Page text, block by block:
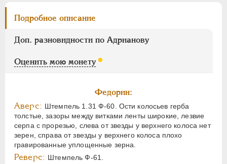
Подробное описание
Доп. разновидности по Адрианову
Оценить мою монету
Федорин:
Аверс: Штемпель 1.31 Ф-60. Ости колосьев герба
толстые, зазоры между витками ленты широкие, лезвие
серпа с прорезью, слева от звезды у верхнего колоса нет
зерен, справа от звезды у верхнего колоса плохо
гравированные уплощенные зерна.
Реверс: Штемпель Ф-61.